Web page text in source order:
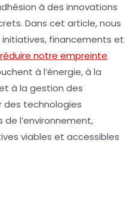
à des innovations
Dans cet article, nous
financements et
réduire notre empreinte
à l’énergie, à la
à la gestion des
des technologies
l’environnement,
viables et accessibles